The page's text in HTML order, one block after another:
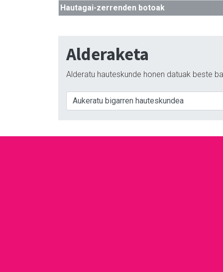
Hautagai-zerrenden botoak
Alderaketa
Alderatu hauteskunde honen datuak beste